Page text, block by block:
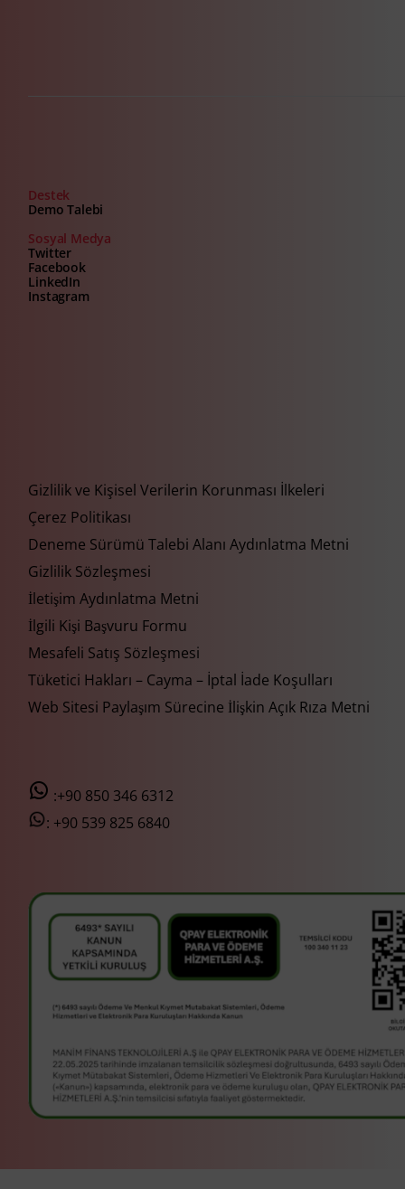
Destek
Demo Talebi
Sosyal Medya
Twitter
Facebook
LinkedIn
Instagram
Gizlilik ve Kişisel Verilerin Korunması İlkeleri
Çerez Politikası
Deneme Sürümü Talebi Alanı Aydınlatma Metni
Gizlilik Sözleşmesi
İletişim Aydınlatma Metni
İlgili Kişi Başvuru Formu
Mesafeli Satış Sözleşmesi
Tüketici Hakları – Cayma – İptal İade Koşulları
Web Sitesi Paylaşım Sürecine İlişkin Açık Rıza Metni
:+90 850 346 6312
: +90 539 825 6840